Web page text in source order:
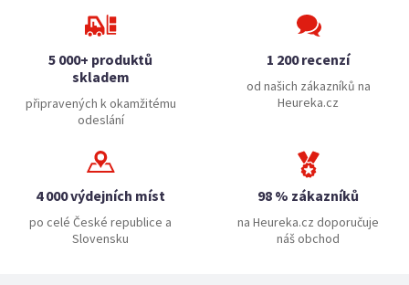
5 000+ produktů
skladem
připravených k okamžitému
odeslání
1 200 recenzí
od našich zákazníků na
Heureka.cz
4 000 výdejních míst
po celé České republice a
Slovensku
98 % zákazníků
na Heureka.cz doporučuje
náš obchod